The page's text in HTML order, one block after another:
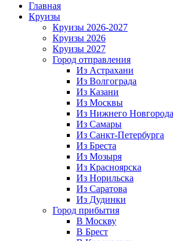
Главная
Круизы
Круизы 2026-2027
Круизы 2026
Круизы 2027
Город отправления
Из Астрахани
Из Волгограда
Из Казани
Из Москвы
Из Нижнего Новгорода
Из Самары
Из Санкт-Петербурга
Из Бреста
Из Мозыря
Из Красноярска
Из Норильска
Из Саратова
Из Дудинки
Город прибытия
В Москву
В Брест